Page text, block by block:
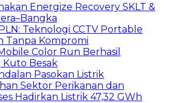
Energize Recovery SKLT &
Teknologi CCTV Portable
Tanpa Kompromi
Color Run Berhasil
Besak
Pasokan Listrik
Sektor Perikanan dan
Hadirkan Listrik 47,32 GWh